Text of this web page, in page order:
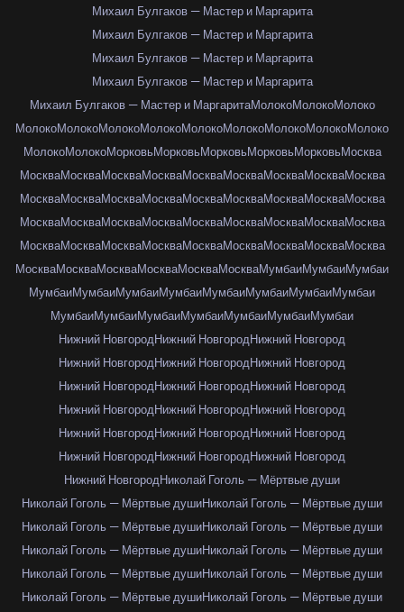
Михаил Булгаков — Мастер и Маргарита
Михаил Булгаков — Мастер и Маргарита
Михаил Булгаков — Мастер и Маргарита
Михаил Булгаков — Мастер и Маргарита
Михаил Булгаков — Мастер и МаргаритаМолокоМолокоМолоко
МолокоМолокоМолокоМолокоМолокоМолокоМолокоМолокоМолоко
МолокоМолокоМорковьМорковьМорковьМорковьМорковьМосква
МоскваМоскваМоскваМоскваМоскваМоскваМоскваМоскваМосква
МоскваМоскваМоскваМоскваМоскваМоскваМоскваМоскваМосква
МоскваМоскваМоскваМоскваМоскваМоскваМоскваМоскваМосква
МоскваМоскваМоскваМоскваМоскваМоскваМоскваМоскваМосква
МоскваМоскваМоскваМоскваМоскваМоскваМумбаиМумбаиМумбаи
МумбаиМумбаиМумбаиМумбаиМумбаиМумбаиМумбаиМумбаи
МумбаиМумбаиМумбаиМумбаиМумбаиМумбаиМумбаи
Нижний НовгородНижний НовгородНижний Новгород
Нижний НовгородНижний НовгородНижний Новгород
Нижний НовгородНижний НовгородНижний Новгород
Нижний НовгородНижний НовгородНижний Новгород
Нижний НовгородНижний НовгородНижний Новгород
Нижний НовгородНижний НовгородНижний Новгород
Нижний НовгородНиколай Гоголь — Мёртвые души
Николай Гоголь — Мёртвые душиНиколай Гоголь — Мёртвые души
Николай Гоголь — Мёртвые душиНиколай Гоголь — Мёртвые души
Николай Гоголь — Мёртвые душиНиколай Гоголь — Мёртвые души
Николай Гоголь — Мёртвые душиНиколай Гоголь — Мёртвые души
Николай Гоголь — Мёртвые душиНиколай Гоголь — Мёртвые души